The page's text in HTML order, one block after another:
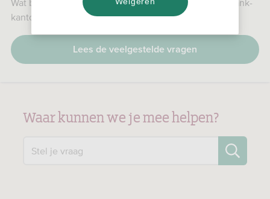
Wat betekent dat voor jou, je producten en je RegioBank-
kantoor?
Lees de veelgestelde vragen
Waar kunnen we je mee helpen?
Stel je vraag